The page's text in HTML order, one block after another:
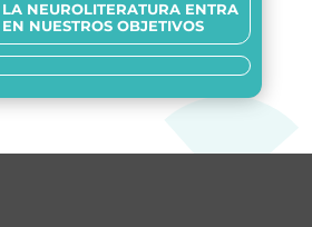
LA NEUROLITERATURA ENTRA
EN NUESTROS OBJETIVOS
Somos transparentes